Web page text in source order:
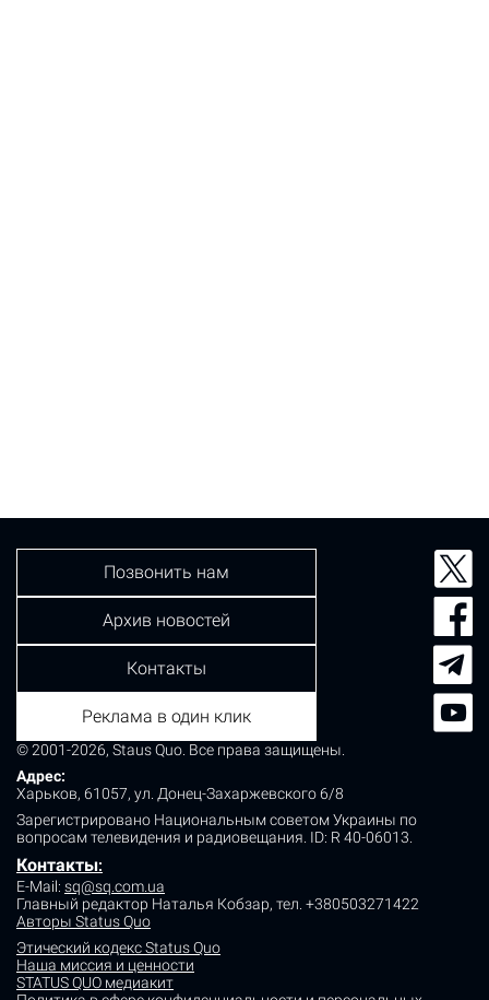
© 2001-2026, Staus Quo. Все права защищены.
Адрес:
Харьков, 61057, ул. Донец-Захаржевского 6/8
Зарегистрировано Национальным советом Украины по
вопросам телевидения и радиовещания. ID: R 40-06013.
Контакты:
E-Mail: sq@sq.com.ua
Главный редактор Наталья Кобзар, тел. +380503271422
Авторы Status Quo
Этический кодекс Status Quo
Наша миссия и ценности
STATUS QUO медиакит
Позвонить нам
Архив новостей
Контакты
Реклама в один клик